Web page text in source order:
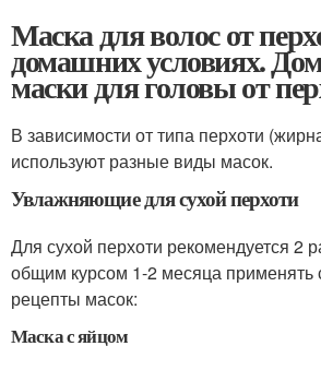
Маска для волос от
домашних условиях.
маски для головы от
В зависимости от типа перхоти
используют разные виды масок.
Увлажняющие для сухой перхоти
Для сухой перхоти рекомендуется 2
общим курсом 1-2 месяца
рецепты масок:
Маска с яйцом